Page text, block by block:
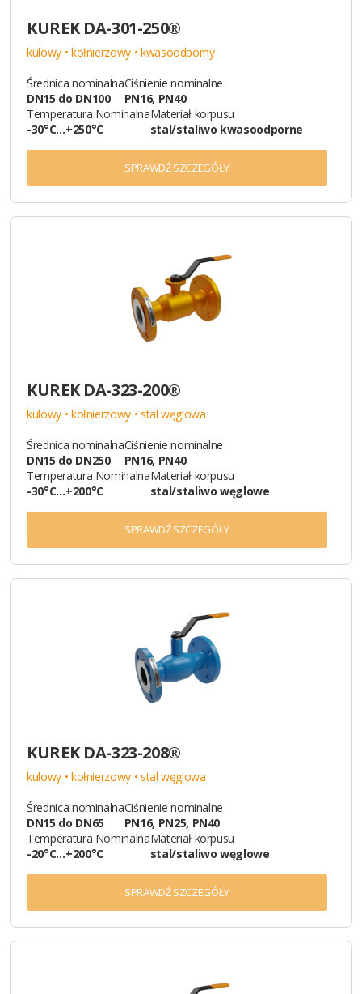
KUREK DA-301-250®
kulowy • kołnierzowy • kwasoodporny
Średnica nominalna
DN15 do DN100
Ciśnienie nominalne
PN16, PN40
Temperatura Nominalna
-30°C…+250°C
Materiał korpusu
stal/staliwo kwasoodporne
SPRAWDŹ SZCZEGÓŁY
KUREK DA-323-200®
kulowy • kołnierzowy • stal węglowa
Średnica nominalna
DN15 do DN250
Ciśnienie nominalne
PN16, PN40
Temperatura Nominalna
-30°C…+200°C
Materiał korpusu
stal/staliwo węglowe
SPRAWDŹ SZCZEGÓŁY
KUREK DA-323-208®
kulowy • kołnierzowy • stal węglowa
Średnica nominalna
DN15 do DN65
Ciśnienie nominalne
PN16, PN25, PN40
Temperatura Nominalna
-20°C…+200°C
Materiał korpusu
stal/staliwo węglowe
SPRAWDŹ SZCZEGÓŁY